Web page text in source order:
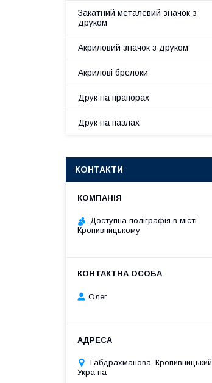
Закатний металевий значок з
друком
Акриловий значок з друком
Акрилові брелоки
Друк на прапорах
Друк на пазлах
КОНТАКТИ
Доступна поліграфія в місті
Кропивницькому
Олег
Габдрахманова, Кропивницький,
Україна